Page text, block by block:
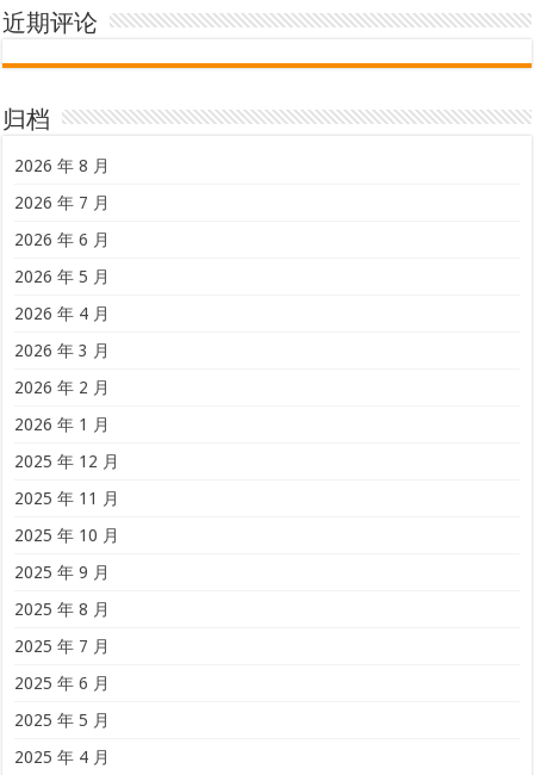
近期评论
归档
2026 年 8 月
2026 年 7 月
2026 年 6 月
2026 年 5 月
2026 年 4 月
2026 年 3 月
2026 年 2 月
2026 年 1 月
2025 年 12 月
2025 年 11 月
2025 年 10 月
2025 年 9 月
2025 年 8 月
2025 年 7 月
2025 年 6 月
2025 年 5 月
2025 年 4 月